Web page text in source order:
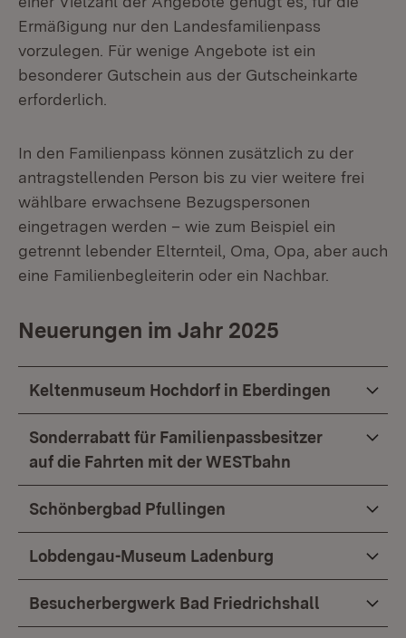
Ermäßigung nur den Landesfamilienpass
vorzulegen. Für wenige Angebote ist ein
besonderer Gutschein aus der Gutscheinkarte
erforderlich.
In den Familienpass können zusätzlich zu der
antragstellenden Person bis zu vier weitere frei
wählbare erwachsene Bezugspersonen
eingetragen werden – wie zum Beispiel ein
getrennt lebender Elternteil, Oma, Opa, aber auch
eine Familienbegleiterin oder ein Nachbar.
Neuerungen im Jahr 2025
Keltenmuseum Hochdorf in Eberdingen
Sonderrabatt für Familienpassbesitzer
auf die Fahrten mit der WESTbahn
Schönbergbad Pfullingen
Lobdengau-Museum Ladenburg
Besucherbergwerk Bad Friedrichshall